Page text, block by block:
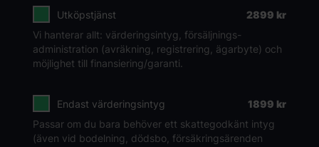
Utköpstjänst 2899 kr
Vi hanterar allt: värderingsintyg, försäljnings­
administration (avräkning, registrering, ägarbyte) och
möjlighet till finansiering/garanti.
Endast värderingsintyg 1899 kr
Passar om du bara behöver ett skattegodkänt intyg
(även vid bodelning, dödsbo, försäkringsärenden